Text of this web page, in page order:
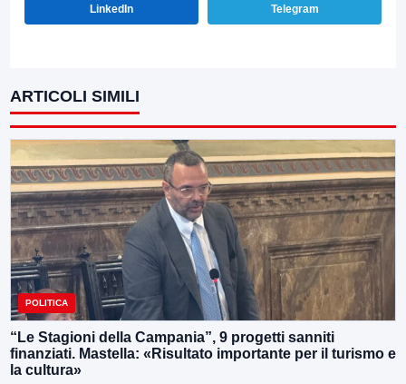
LinkedIn Telegram
ARTICOLI SIMILI
POLITICA
“Le Stagioni della Campania”, 9 progetti sanniti
finanziati. Mastella: «Risultato importante per il turismo e
la cultura»